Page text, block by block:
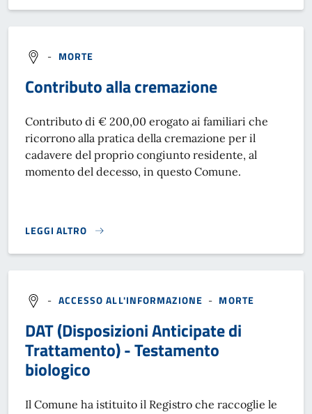
- MORTE
Contributo alla cremazione
Contributo di € 200,00 erogato ai familiari che
ricorrono alla pratica della cremazione per il
cadavere del proprio congiunto residente, al
momento del decesso, in questo Comune.
LEGGI ALTRO
CONTRIBUTO ALLA CREMAZIONE}
- ACCESSO ALL'INFORMAZIONE - MORTE
DAT (Disposizioni Anticipate di
Trattamento) - Testamento
biologico
Il Comune ha istituito il Registro che raccoglie le